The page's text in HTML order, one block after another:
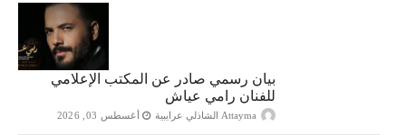
بيان رسمي صادر عن المكتب الإعلامي
للفنان رامي عياش
Attayma الشاذلي عرايبية أغسطس 03, 2026